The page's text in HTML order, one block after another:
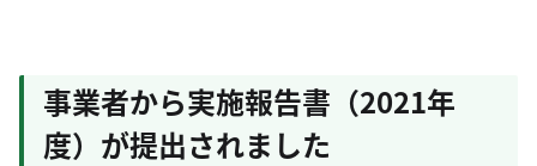
事業者から実施報告書（2021年
度）が提出されました